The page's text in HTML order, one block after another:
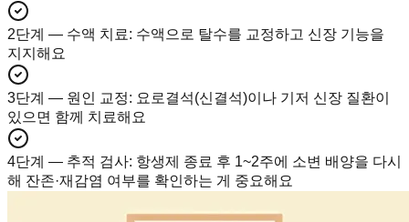
2단계 — 수액 치료: 수액으로 탈수를 교정하고 신장 기능을
지지해요
3단계 — 원인 교정: 요로결석(신결석)이나 기저 신장 질환이
있으면 함께 치료해요
4단계 — 추적 검사: 항생제 종료 후 1~2주에 소변 배양을 다시
해 잔존·재감염 여부를 확인하는 게 중요해요